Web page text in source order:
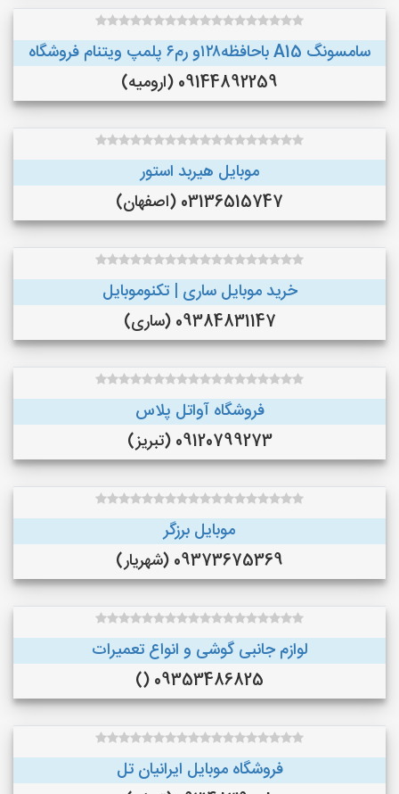
سامسونگ A15 باحافظه۱۲۸و رم۶ پلمپ ویتنام فروشگاه
09144892259 (ارومیه)
موبایل هیربد استور
03136515747 (اصفهان)
خرید موبایل ساری | تکنوموبایل
09384831147 (ساری)
فروشگاه آواتل پلاس
09120799273 (تبریز)
موبایل برزگر
09373675369 (شهریار)
لوازم جانبی گوشی و انواع تعمیرات
09353486825 ()
فروشگاه موبایل ایرانیان تل